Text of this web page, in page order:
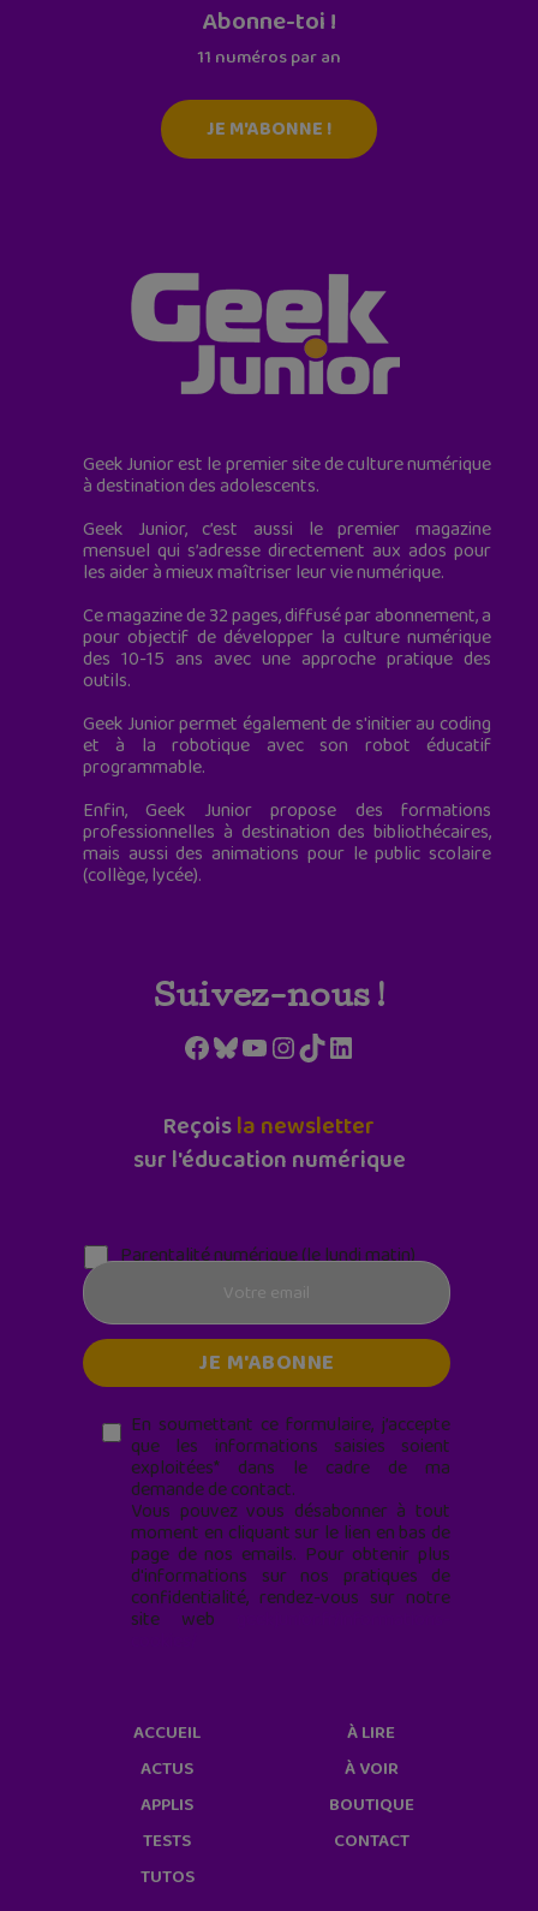
Abonne-toi !
11 numéros par an
JE M'ABONNE !
Geek Junior est le premier site de culture numérique
à destination des adolescents.
Geek Junior, c’est aussi le premier magazine
mensuel qui s’adresse directement aux ados pour
les aider à mieux maîtriser leur vie numérique.
Ce magazine de 32 pages, diffusé par abonnement, a
pour objectif de développer la culture numérique
des 10-15 ans avec une approche pratique des
outils.
Geek Junior permet également de s'initier au coding
et à la robotique avec son robot éducatif
programmable.
Enfin, Geek Junior propose des formations
professionnelles à destination des bibliothécaires,
mais aussi des animations pour le public scolaire
(collège, lycée).
Suivez-nous !
Facebook
Bluesky
YouTube
Instagram
TikTokLinkedIn
Reçoisla newsletter
sur l'éducation numérique
Parentalité numérique (le lundi matin)
En soumettant ce formulaire, j’accepte
que les informations saisies soient
exploitées* dans le cadre de ma
demande de contact.
Vous pouvez vous désabonner à tout
moment en cliquant sur le lien en bas de
page de nos emails. Pour obtenir plus
d'informations sur nos pratiques de
confidentialité, rendez-vous sur notre
site web
ACCUEIL
ACTUS
APPLIS
TESTS
TUTOS
À LIRE
À VOIR
BOUTIQUE
CONTACT